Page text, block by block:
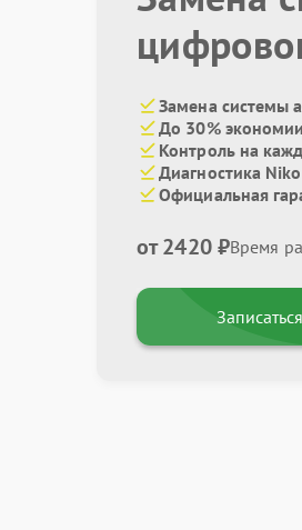
Замена системы
До 30% экономии
Контроль на
Диагностика
Официальная
от 2420 ₽Время
Записаться